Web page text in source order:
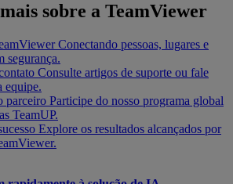
sobre a TeamViewer
Conectando pessoas, lugares e
segurança.
Consulte artigos de suporte ou fale
equipe.
parceiro Participe do nosso programa global
TeamUP.
Explore os resultados alcançados por